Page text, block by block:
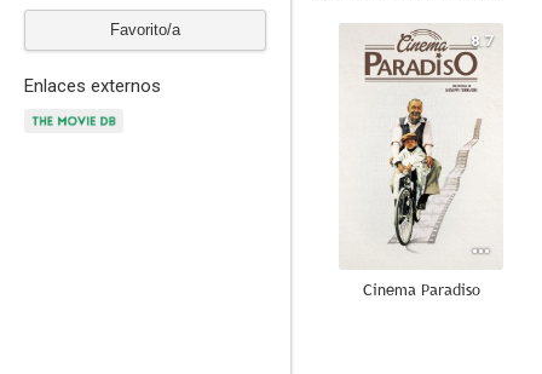
Favorito/a
Enlaces externos
8.7
Cinema Paradiso